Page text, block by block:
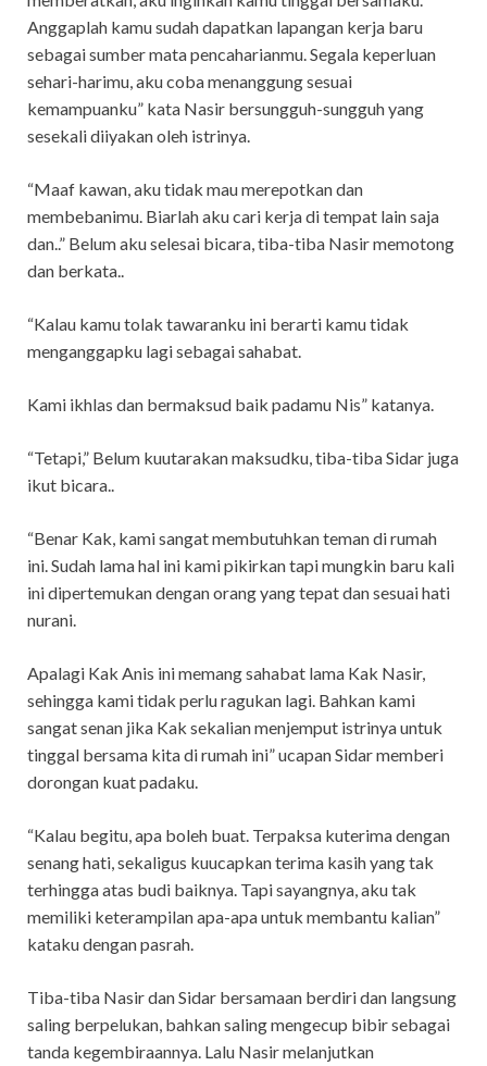
Anggaplah kamu sudah dapatkan lapangan kerja baru
sebagai sumber mata pencaharianmu. Segala keperluan
sehari-harimu, aku coba menanggung sesuai
kemampuanku” kata Nasir bersungguh-sungguh yang
sesekali diiyakan oleh istrinya.
“Maaf kawan, aku tidak mau merepotkan dan
membebanimu. Biarlah aku cari kerja di tempat lain saja
dan..” Belum aku selesai bicara, tiba-tiba Nasir memotong
dan berkata..
“Kalau kamu tolak tawaranku ini berarti kamu tidak
menganggapku lagi sebagai sahabat.
Kami ikhlas dan bermaksud baik padamu Nis” katanya.
“Tetapi,” Belum kuutarakan maksudku, tiba-tiba Sidar juga
ikut bicara..
“Benar Kak, kami sangat membutuhkan teman di rumah
ini. Sudah lama hal ini kami pikirkan tapi mungkin baru kali
ini dipertemukan dengan orang yang tepat dan sesuai hati
nurani.
Apalagi Kak Anis ini memang sahabat lama Kak Nasir,
sehingga kami tidak perlu ragukan lagi. Bahkan kami
sangat senan jika Kak sekalian menjemput istrinya untuk
tinggal bersama kita di rumah ini” ucapan Sidar memberi
dorongan kuat padaku.
“Kalau begitu, apa boleh buat. Terpaksa kuterima dengan
senang hati, sekaligus kuucapkan terima kasih yang tak
terhingga atas budi baiknya. Tapi sayangnya, aku tak
memiliki keterampilan apa-apa untuk membantu kalian”
kataku dengan pasrah.
Tiba-tiba Nasir dan Sidar bersamaan berdiri dan langsung
saling berpelukan, bahkan saling mengecup bibir sebagai
tanda kegembiraannya. Lalu Nasir melanjutkan